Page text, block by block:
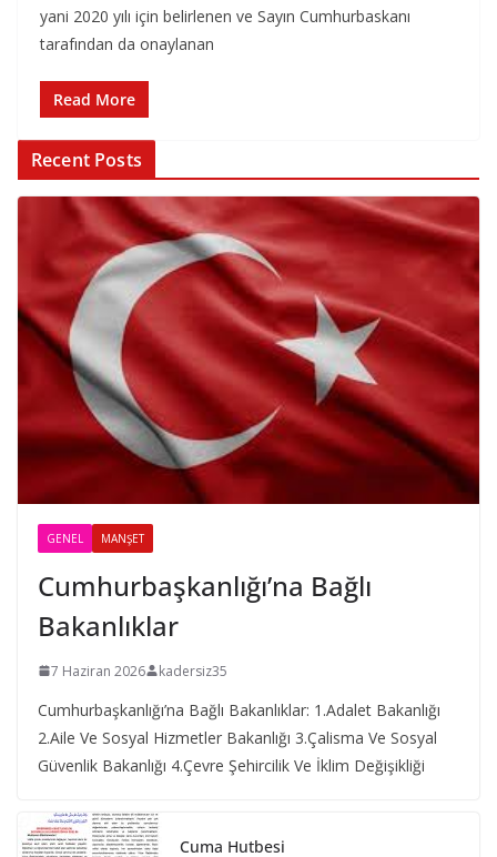
yani 2020 yılı için belirlenen ve Sayın Cumhurbaskanı
tarafından da onaylanan
Read More
Recent Posts
GENEL MANŞET
Cumhurbaşkanlığı’na Bağlı
Bakanlıklar
7 Haziran 2026 kadersiz35
Cumhurbaşkanlığı’na Bağlı Bakanlıklar: 1.Adalet Bakanlığı
2.Aile Ve Sosyal Hizmetler Bakanlığı 3.Çalisma Ve Sosyal
Güvenlik Bakanlığı 4.Çevre Şehircilik Ve İklim Değişikliği
Cuma Hutbesi